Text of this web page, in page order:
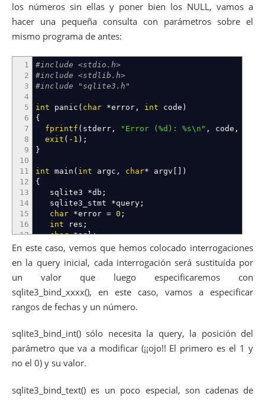
41
43
44
46
47
48
49
50
51
52
53
54
55
56
57
58
59
60
61
62
64
65
67
68
70
caseSQLITE_INTEGER
:
"%d" sqlite3_column_int
break;
case SQLITE_FLOAT
break;
caseSQLITE_BLOB
printf
(
break;
printf
( "%s" ,sqlite3_column_text
caseSQLITE_NULL
:
printf
"Not supported"
printf( "
}
printf ( \n " )
}
sqlite3_finalize(query);
sqlite3_close_v2 ;
/* Open database */
return
los números sin ellas y poner bien los NULL, vamos a
hacer una pequeña consulta con parámetros sobre el
mismo programa de antes:
1
2
3
4
5
6
7
8
9
10
11
12
13
14
15
16
17
18
20
21
22
23
24
26
27
28
29
32
#include <stdio.h>
#include <stdlib.h>
#include "sqlite3.h"
int panic ( char *error , int code )
{
fprintf ( stderr , "Error (%d): %s\n " , code ,
exit ( - 1 ) ;
}
int main ( int argc , char* argv
)
{
sqlite3 *db ;
sqlite3_stmt *query ;
char *error = 0 ;
int res ;
char *sql;
int
i;
if ( (res =sqlite3_initialize( ) ) !=SQLITE_OK
panic( "No se puede inicializar SQLite" ,res
( res sqlite3_open_v2 ,
panic ( "No puedo abrir la base de datos"
if ( (res= sqlite3_prepare_v2 db
"SELECT *
"No puedo ejecutar la consulta"
printf("Tengo que vincular %d parámetros
panic( "No puedo vincular el argumento 1",
En este caso, vemos que hemos colocado interrogaciones
en la query inicial, cada interrogación será sustituída por
un valor que luego especificaremos con
sqlite3_bind_xxxx(), en este caso, vamos a especificar
rangos de fechas y un número.
sqlite3_bind_int() sólo necesita la query, la posición del
parámetro que va a modificar (¡¡ojo!! El primero es el 1 y
no el 0) y su valor.
sqlite3_bind_text() es un poco especial, son cadenas de